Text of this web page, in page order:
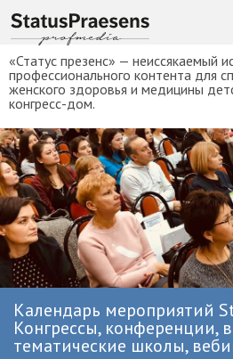
«Статус презенс» — неиссякаемый
профессионального контента для
женского здоровья и медицины
конгресс-дом.
Календарь мероприятий
Конгрессы, конференции,
тематические школы,